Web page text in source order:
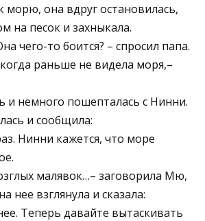
морю, она вдруг остановилась,
на песок и захныкала.
чего-то боится? – спросил папа.
раньше не видела моря,–
и немного пошепталась с Нинни.
и сообщила:
Нинни кажется, что море
малявок…– заговорила Мю,
нее взглянула и сказала:
Теперь давайте вытаскивать